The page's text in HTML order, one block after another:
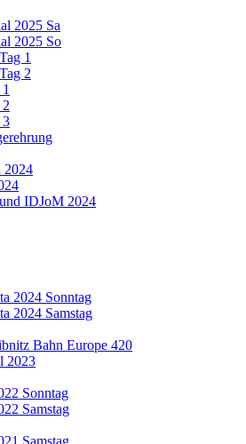
2025 Sa
2025 So
1
2
3
2024
IDJoM 2024
2024 Sonntag
2024 Samstag
Bahn Europe 420
2023
Sonntag
Samstag
Samstag